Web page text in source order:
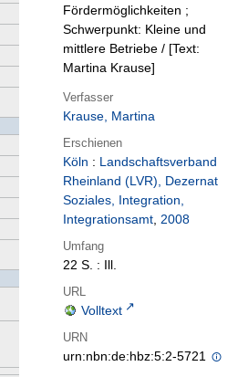
Fördermöglichkeiten ;
Schwerpunkt: Kleine und
mittlere Betriebe / [Text:
Martina Krause]
Verfasser
Krause, Martina
Erschienen
Köln : Landschaftsverband
Rheinland (LVR), Dezernat
Soziales, Integration,
Integrationsamt, 2008
Umfang
22 S. : Ill.
URL
Volltext
URN
urn:nbn:de:hbz:5:2-5721